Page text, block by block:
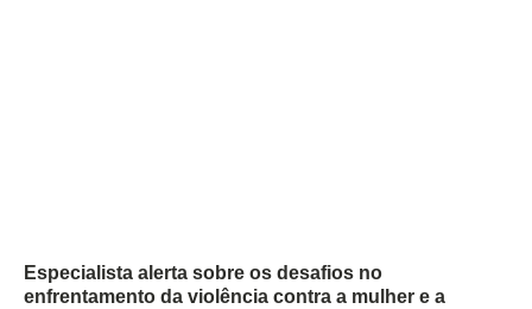
Especialista alerta sobre os desafios no
enfrentamento da violência contra a mulher e a